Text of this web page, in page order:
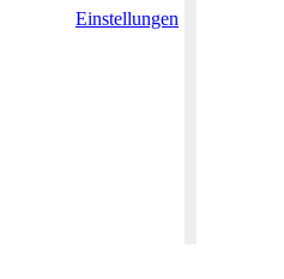
Einstellungen